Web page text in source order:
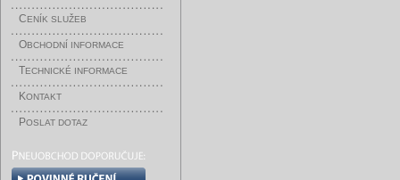
CENÍK SLUŽEB
OBCHODNÍ INFORMACE
TECHNICKÉ INFORMACE
KONTAKT
POSLAT DOTAZ